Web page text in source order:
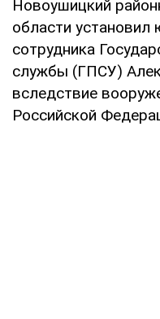
Новоушицкий
области установил
сотрудника
службы (ГПСУ)
вследствие
Российской